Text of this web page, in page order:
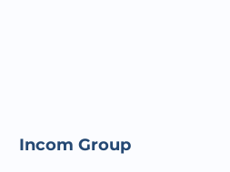
Incom Group